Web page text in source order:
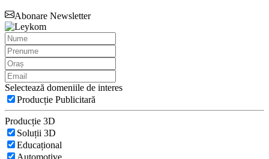
Abonare Newsletter
Selectează domeniile de interes
Producție Publicitară
Producție 3D
Soluții 3D
Educațional
Automotive